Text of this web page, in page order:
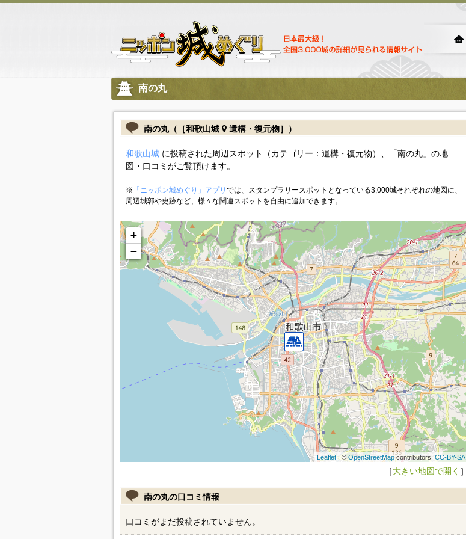
南の丸
南の丸（［和歌山城 遺構・復元物］）
和歌山城に投稿された周辺スポット（カテゴリー：遺構・復元物）、「南の丸」の地
図・口コミがご覧頂けます。
※ 「ニッポン城めぐり」アプリ では、スタンプラリースポットとなっている3,000城それぞれの地図に、
周辺城郭や史跡など、様々な関連スポットを自由に追加できます。
+
−
Leaflet| © OpenStreetMapcontributors, CC-BY-SA
［大きい地図で開く ］
南の丸の口コミ情報
口コミがまだ投稿されていません。